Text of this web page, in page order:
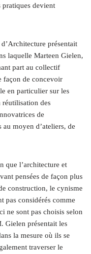
pratiques devient
présentait
laquelle Marteen Gielen,
part au collectif
façon de concevoir
en particulier sur les
réutilisation des
de
moyen d’ateliers, de
que l’architecture et
pensées de façon plus
construction, le cynisme
pas considérés comme
ne sont pas choisis selon
Gielen présentait les
la mesure où ils se
traverser le